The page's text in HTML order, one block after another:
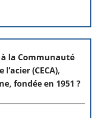
la Communauté
(CECA),
fondée en 1951 ?